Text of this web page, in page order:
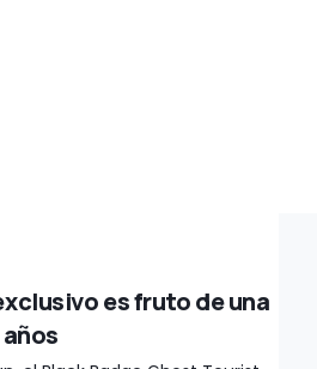
es fruto de una